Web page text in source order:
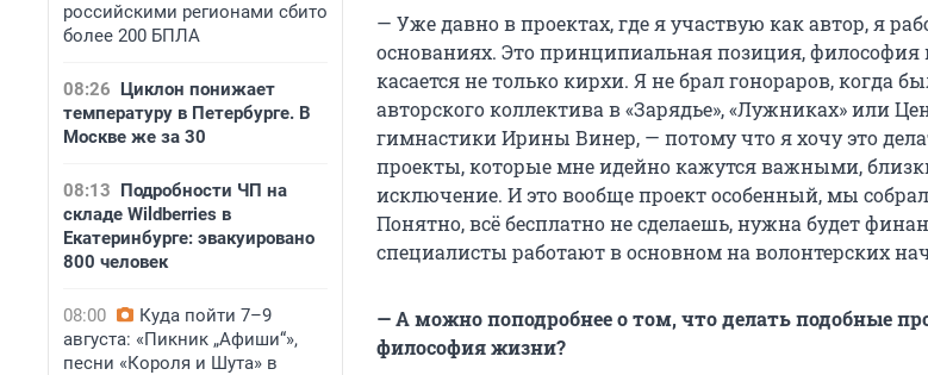
российскими регионами сбито
более 200 БПЛА
08:26 Циклон понижает
температуру в Петербурге. В
Москве же за 30
08:13 Подробности ЧП на
складе Wildberries в
Екатеринбурге: эвакуировано
800 человек
08:00
Куда пойти 7–9
августа: «Пикник „Афиши“»,
песни «Короля и Шута» в
— Уже давно в проектах, где я участвую как автор, я
основаниях. Это принципиальная позиция,
касается не только кирхи. Я не брал гонораров, когда
авторского коллектива в «Зарядье», «Лужниках» или
гимнастики Ирины Винер, — потому что я хочу это
проекты, которые мне идейно кажутся важными,
исключение. И это вообще проект особенный, мы
Понятно, всё бесплатно не сделаешь, нужна будет
специалисты работают в основном на волонтерских
— А можно поподробнее о том, что делать подобные
философия жизни?